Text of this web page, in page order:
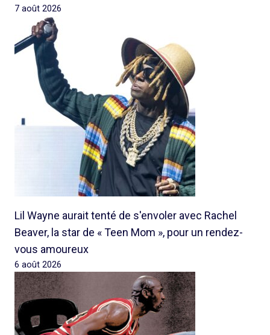
7 août 2026
Lil Wayne aurait tenté de s'envoler avec Rachel
Beaver, la star de « Teen Mom », pour un rendez-
vous amoureux
6 août 2026